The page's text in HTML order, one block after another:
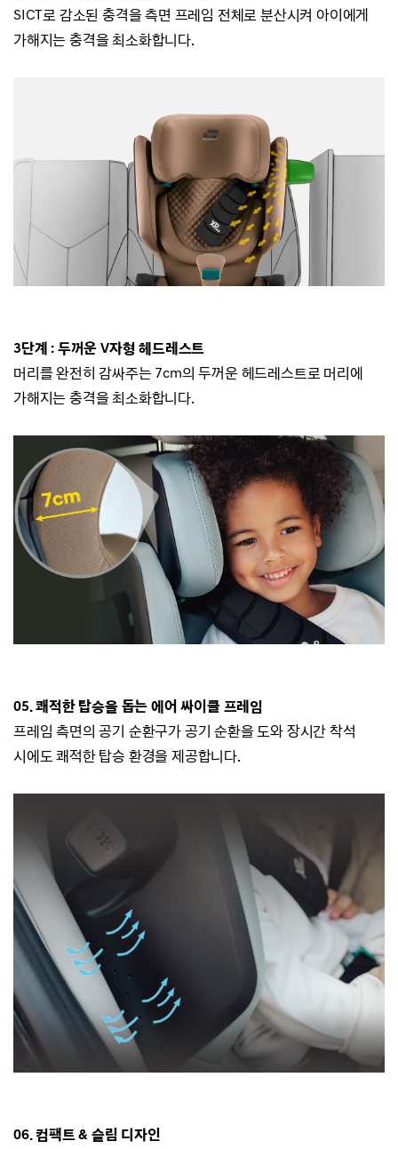
SICT로 감소된 충격을 측면 프레임 전체로분산시켜 아이에게
가해지는 충격을 최소화합니다.
3단계 : 두꺼운 V자형 헤드레스트
머리를 완전히 감싸주는 7cm의 두꺼운 헤드레스트로 머리에
가해지는 충격을 최소화합니다.
05. 쾌적한 탑승을 돕는 에어 싸이클 프레임
프레임 측면의 공기 순환구가 공기 순환을 도와 장시간 착석
시에도 쾌적한 탑승 환경을 제공합니다.
06. 컴팩트 & 슬림 디자인